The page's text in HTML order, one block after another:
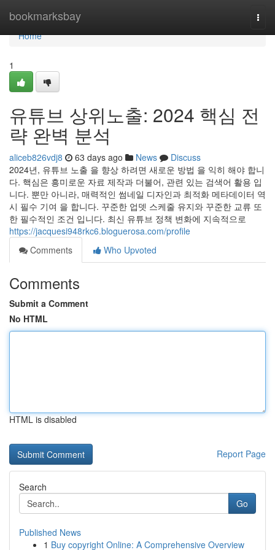
bookmarksbay
Home
Home
1
유튜브 상위노출: 2024 핵심 전
략 완벽 분석
aliceb826vdj8 63 days ago News
Discuss
2024년, 유튜브 노출 을 향상 하려면 새로운 방법 을 익히 해야 합니
다. 핵심은 흥미로운 자료 제작과 더불어, 관련 있는 검색어 활용 입
니다. 뿐만 아니라, 매력적인 썸네일 디자인과 최적화 메타데이터 역
시 필수 기여 을 합니다. 꾸준한 업뎃 스케줄 유지와 꾸준한 교류 또
한 필수적인 조건 입니다. 최신 유튜브 정책 변화에 지속적으로
https://jacquesi948rkc6.bloguerosa.com/profile
Comments
Who Upvoted
Comments
Submit a Comment
No HTML
HTML is disabled
Report Page
Search
Go
Published News
1 Buy copyright Online: A Comprehensive Overview